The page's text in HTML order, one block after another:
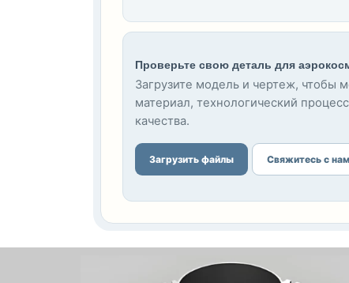
Проверьте свою деталь для
Загрузите модель и чертеж, чтобы
материал, технологический
качества.
Загрузить файлы Свяжитесь с